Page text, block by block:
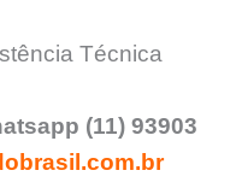
Técnica
(11) 93903